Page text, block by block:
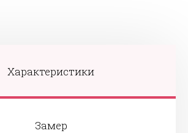
Характеристики
Замер